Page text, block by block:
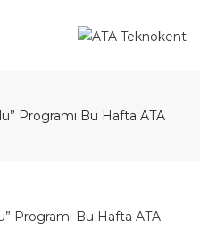
Programı Bu Hafta ATA